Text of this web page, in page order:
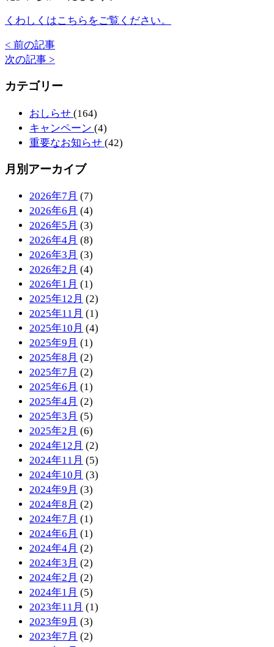
くわしくはこちらをご覧ください。
< 前の記事
次の記事 >
カテゴリー
おしらせ (164)
キャンペーン (4)
重要なお知らせ (42)
月別アーカイブ
2026年7月 (7)
2026年6月 (4)
2026年5月 (3)
2026年4月 (8)
2026年3月 (3)
2026年2月 (4)
2026年1月 (1)
2025年12月 (2)
2025年11月 (1)
2025年10月 (4)
2025年9月 (1)
2025年8月 (2)
2025年7月 (2)
2025年6月 (1)
2025年4月 (2)
2025年3月 (5)
2025年2月 (6)
2024年12月 (2)
2024年11月 (5)
2024年10月 (3)
2024年9月 (3)
2024年8月 (2)
2024年7月 (1)
2024年6月 (1)
2024年4月 (2)
2024年3月 (2)
2024年2月 (2)
2024年1月 (5)
2023年11月 (1)
2023年9月 (3)
2023年7月 (2)